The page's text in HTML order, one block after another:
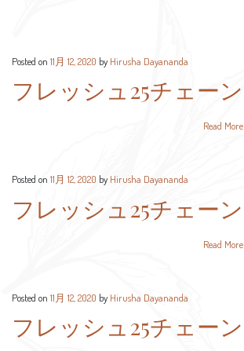
Posted on 11月 12, 2020 by Hirusha Dayananda
フレッシュ25チェーン
Read More
Posted on 11月 12, 2020 by Hirusha Dayananda
フレッシュ25チェーン
Read More
Posted on 11月 12, 2020 by Hirusha Dayananda
フレッシュ25チェーン